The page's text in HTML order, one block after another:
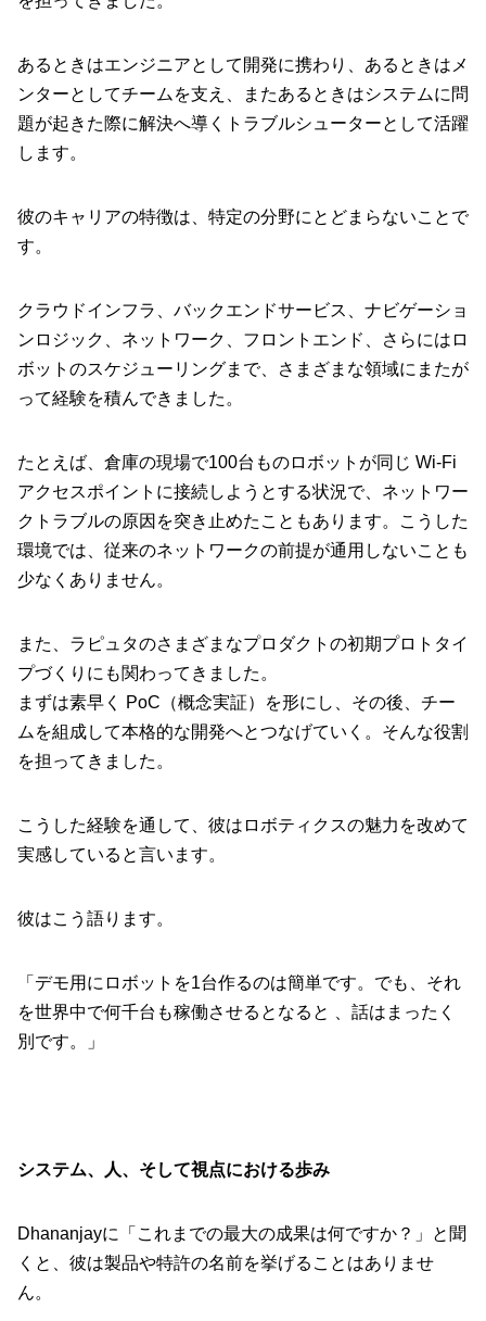
あるときはエンジニアとして開発に携わり、あるときはメ
ンターとしてチームを支え、またあるときはシステムに問
題が起きた際に解決へ導くトラブルシューターとして活躍
します。
彼のキャリアの特徴は、特定の分野にとどまらないことで
す。
クラウドインフラ、バックエンドサービス、ナビゲーショ
ンロジック、ネットワーク、フロントエンド、さらにはロ
ボットのスケジューリングまで、さまざまな領域にまたが
って経験を積んできました。
たとえば、倉庫の現場で100台ものロボットが同じ Wi-Fi
アクセスポイントに接続しようとする状況で、ネットワー
クトラブルの原因を突き止めたこともあります。こうした
環境では、従来のネットワークの前提が通用しないことも
少なくありません。
また、ラピュタのさまざまなプロダクトの初期プロトタイ
プづくりにも関わってきました。
まずは素早く PoC（概念実証）を形にし、その後、チー
ムを組成して本格的な開発へとつなげていく。そんな役割
を担ってきました。
こうした経験を通して、彼はロボティクスの魅力を改めて
実感していると言います。
彼はこう語ります。
「デモ用にロボットを1台作るのは簡単です。でも、それ
を世界中で何千台も稼働させるとなると 、話はまったく
別です。」
システム、人、そして視点における歩み
Dhananjayに「これまでの最大の成果は何ですか？」と聞
くと、彼は製品や特許の名前を挙げることはありませ
ん。